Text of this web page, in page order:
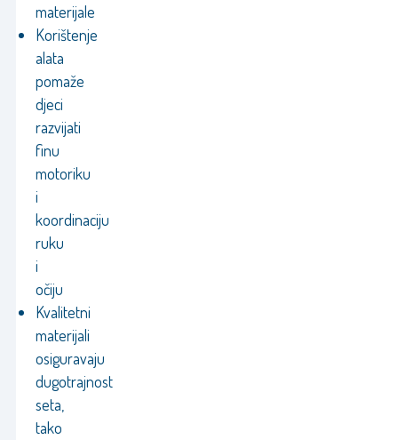
materijale
Korištenje
alata
pomaže
djeci
razvijati
finu
motoriku
i
koordinaciju
ruku
i
očiju
Kvalitetni
materijali
osiguravaju
dugotrajnost
seta,
tako